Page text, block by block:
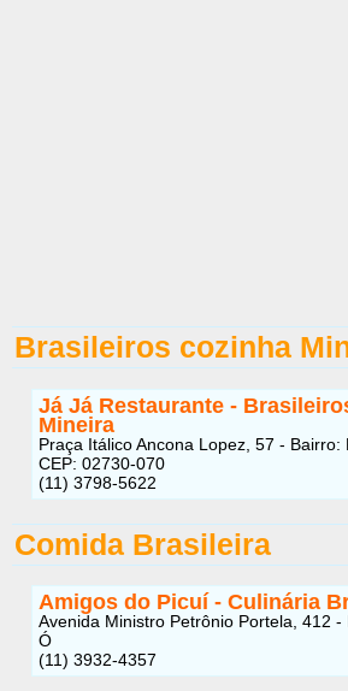
Brasileiros cozinha
Já Já Restaurante -
Mineira
Praça Itálico Ancona Lopez, 57 - Bairro:
CEP: 02730-070
(11) 3798-5622
Comida Brasileira
Amigos do Picuí - Culinária
Avenida Ministro Petrônio Portela, 412
Ó
(11) 3932-4357